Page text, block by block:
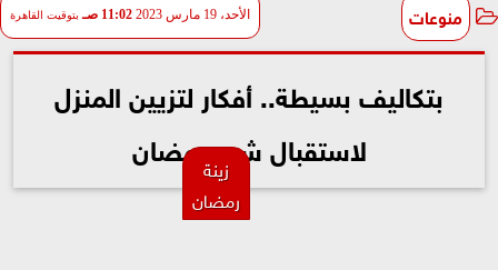
منوعات الأحد، 19 مارس 2023 11:02 صـ بتوقيت القاهرة
بتكاليف بسيطة.. أفكار لتزيين المنزل
لاستقبال شهر رمضان
زينة
رمضان